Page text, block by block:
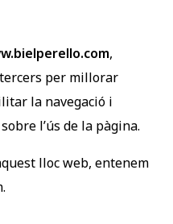
,
per millorar
la navegació i
l’ús de la pàgina.
lloc web, entenem